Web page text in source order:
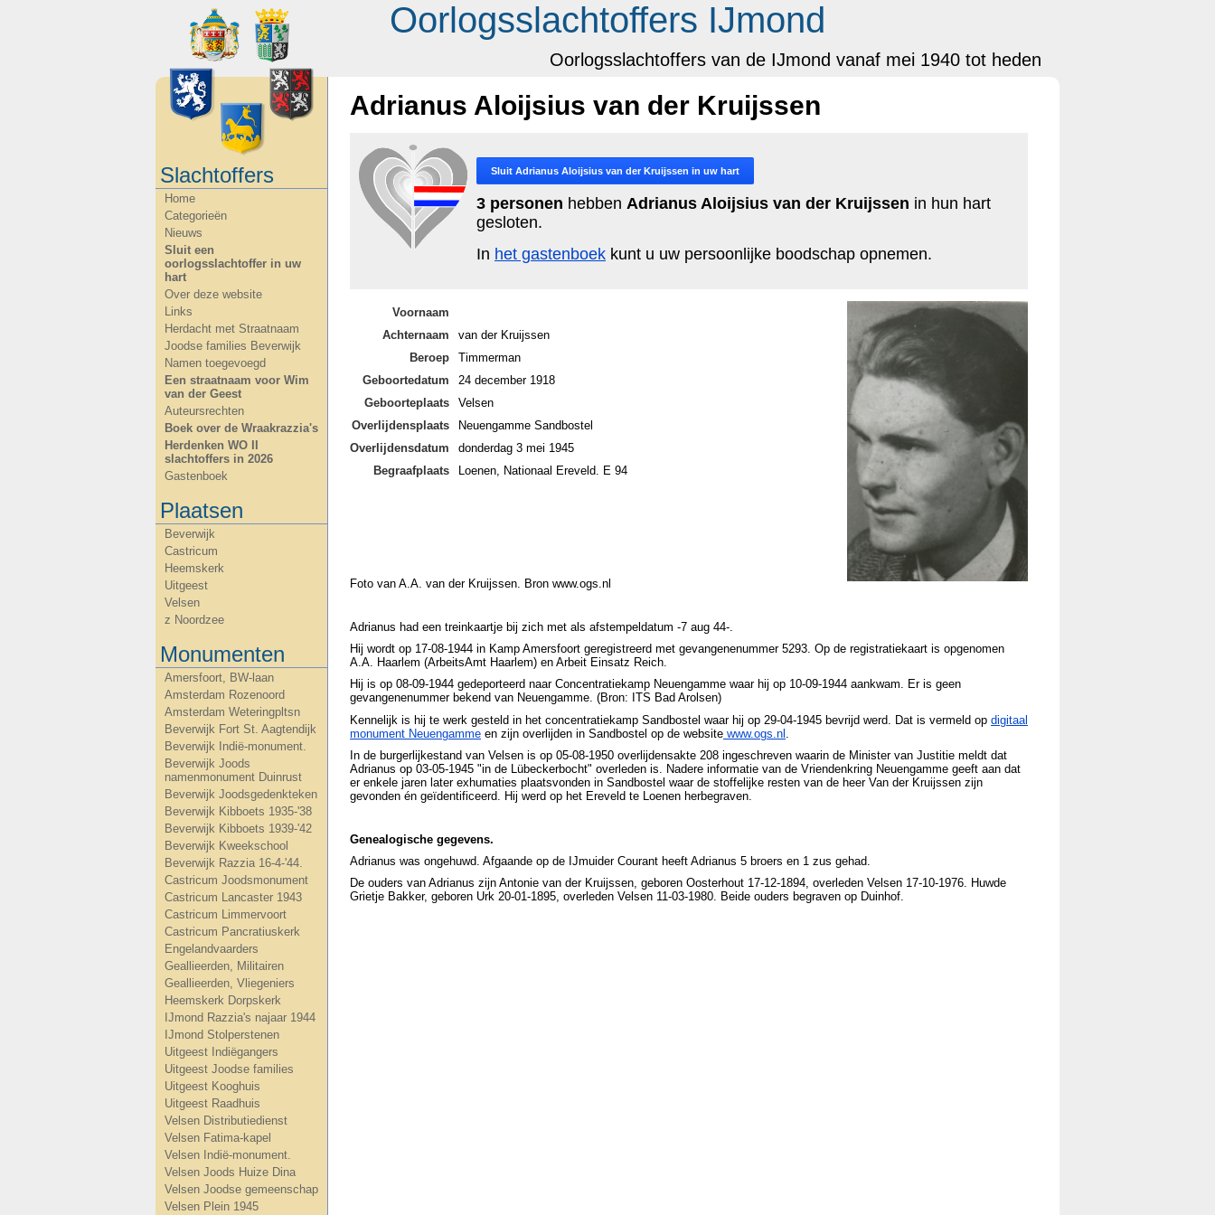
Oorlogsslachtoffers IJmond
Oorlogsslachtoffers van de IJmond vanaf mei 1940 tot heden
Slachtoffers
Home
Categorieën
Nieuws
Sluit een
oorlogsslachtoffer in uw
hart
Over deze website
Links
Herdacht met Straatnaam
Joodse families Beverwijk
Namen toegevoegd
Een straatnaam voor Wim
van der Geest
Auteursrechten
Boek over de Wraakrazzia's
Herdenken WO II
slachtoffers in 2026
Gastenboek
Plaatsen
Beverwijk
Castricum
Heemskerk
Uitgeest
Velsen
z Noordzee
Monumenten
Amersfoort, BW-laan
Amsterdam Rozenoord
Amsterdam Weteringpltsn
Beverwijk Fort St. Aagtendijk
Beverwijk Indië-monument.
Beverwijk Joods
namenmonument Duinrust
Beverwijk Joodsgedenkteken
Beverwijk Kibboets 1935-'38
Beverwijk Kibboets 1939-'42
Beverwijk Kweekschool
Beverwijk Razzia 16-4-'44.
Castricum Joodsmonument
Castricum Lancaster 1943
Castricum Limmervoort
Castricum Pancratiuskerk
Engelandvaarders
Geallieerden, Militairen
Geallieerden, Vliegeniers
Heemskerk Dorpskerk
IJmond Razzia's najaar 1944
IJmond Stolperstenen
Uitgeest Indiëgangers
Uitgeest Joodse families
Uitgeest Kooghuis
Uitgeest Raadhuis
Velsen Distributiedienst
Velsen Fatima-kapel
Velsen Indië-monument.
Velsen Joods Huize Dina
Velsen Joodse gemeenschap
Velsen Plein 1945
Adrianus Aloijsius van der Kruijssen
Sluit Adrianus Aloijsius van der Kruijssen in uw hart
3 personen hebben Adrianus Aloijsius van der Kruijssen in hun hart
gesloten.
In het gastenboek kunt u uw persoonlijke boodschap opnemen.
Voornaam
Achternaam
van der Kruijssen
Beroep
Timmerman
Geboortedatum
24 december 1918
Geboorteplaats
Velsen
Overlijdensplaats
Neuengamme Sandbostel
Overlijdensdatum
donderdag 3 mei 1945
Begraafplaats
Loenen, Nationaal Ereveld. E 94
Foto van A.A. van der Kruijssen. Bron www.ogs.nl
Adrianus had een treinkaartje bij zich met als afstempeldatum -7 aug 44-.
Hij wordt op 17-08-1944 in Kamp Amersfoort geregistreerd met gevangenenummer 5293. Op de registratiekaart is opgenomen
A.A. Haarlem (ArbeitsAmt Haarlem) en Arbeit Einsatz Reich.
Hij is op 08-09-1944 gedeporteerd naar Concentratiekamp Neuengamme waar hij op 10-09-1944 aankwam. Er is geen
gevangenenummer bekend van Neuengamme. (Bron: ITS Bad Arolsen)
Kennelijk is hij te werk gesteld in het concentratiekamp Sandbostel waar hij op 29-04-1945 bevrijd werd. Dat is vermeld op digitaal
monument Neuengamme en zijn overlijden in Sandbostel op de website www.ogs.nl
In de burgerlijkestand van Velsen is op 05-08-1950 overlijdensakte 208 ingeschreven waarin de Minister van Justitie meldt dat
Adrianus op 03-05-1945 "in de Lübeckerbocht" overleden is. Nadere informatie van de Vriendenkring Neuengamme geeft aan dat
er enkele jaren later exhumaties plaatsvonden in Sandbostel waar de stoffelijke resten van de heer Van der Kruijssen zijn
gevonden én geïdentificeerd. Hij werd op het Ereveld te Loenen herbegraven.
Genealogische gegevens.
Adrianus was ongehuwd. Afgaande op de IJmuider Courant heeft Adrianus 5 broers en 1 zus gehad.
De ouders van Adrianus zijn Antonie van der Kruijssen, geboren Oosterhout 17-12-1894, overleden Velsen 17-10-1976. Huwde
Grietje Bakker, geboren Urk 20-01-1895, overleden Velsen 11-03-1980. Beide ouders begraven op Duinhof.